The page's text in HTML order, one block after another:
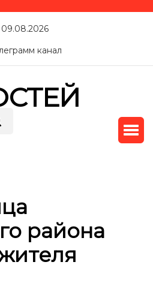
09.08.2026
канал
района